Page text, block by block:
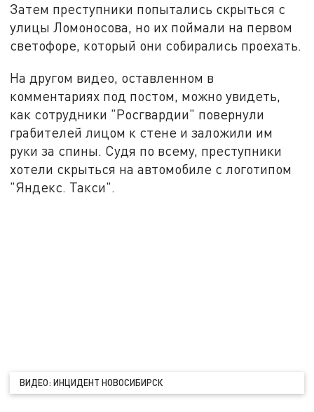
Затем преступники попытались скрыться с
улицы Ломоносова, но их поймали на первом
светофоре, который они собирались проехать.
На другом видео, оставленном в
комментариях под постом, можно увидеть,
как сотрудники "Росгвардии" повернули
грабителей лицом к стене и заложили им
руки за спины. Судя по всему, преступники
хотели скрыться на автомобиле с логотипом
"Яндекс. Такси".
ВИДЕО: ИНЦИДЕНТ НОВОСИБИРСК